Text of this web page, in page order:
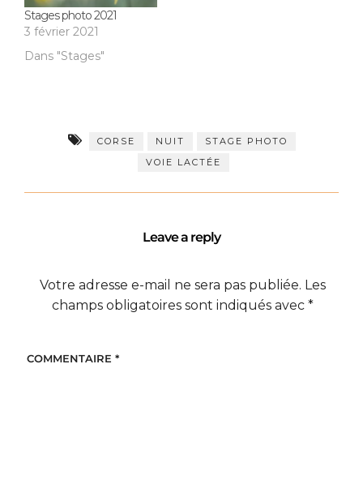
Stages photo 2021
3 février 2021
Dans "Stages"
CORSE NUIT
STAGE PHOTO
VOIE LACTÉE
Leave a reply
Votre adresse e-mail ne sera pas publiée. Les
champs obligatoires sont indiqués avec *
COMMENTAIRE *